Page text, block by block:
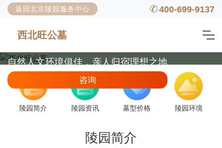
返回北京陵园服务中心 400-699-9137
西北旺公墓
西北旺公墓
自然人文环境俱佳，亲人归宿理想之地
咨询
陵园简介 陵园资讯 墓型价格 陵园环境
陵园简介